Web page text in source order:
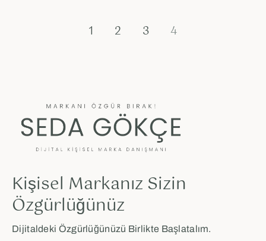
1 2 3 4
Kişisel Markanız Sizin
Özgürlüğünüz
Dijitaldeki Özgürlüğünüzü Birlikte Başlatalım.